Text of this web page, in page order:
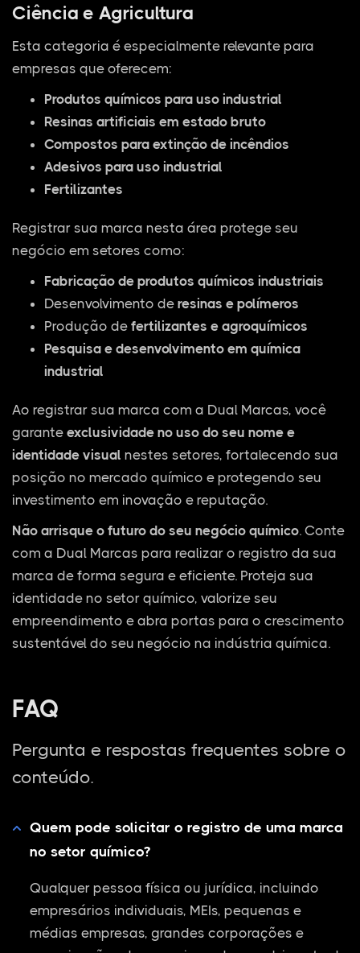
Ciência e Agricultura
Esta categoria é especialmente relevante para
empresas que oferecem:
Produtos químicos para uso industrial
Resinas artificiais em estado bruto
Compostos para extinção de incêndios
Adesivos para uso industrial
Fertilizantes
Registrar sua marca nesta área protege seu
negócio em setores como:
Fabricação de produtos químicos industriais
Desenvolvimento de resinas e polímeros
Produção de fertilizantes e agroquímicos
Pesquisa e desenvolvimento em química
industrial
Ao registrar sua marca com a Dual Marcas, você
garante exclusividade no uso do seu nome e
identidade visual nestes setores, fortalecendo sua
posição no mercado químico e protegendo seu
investimento em inovação e reputação.
Não arrisque o futuro do seu negócio químico. Conte
com a Dual Marcas para realizar o registro da sua
marca de forma segura e eficiente. Proteja sua
identidade no setor químico, valorize seu
empreendimento e abra portas para o crescimento
sustentável do seu negócio na indústria química.
FAQ
Pergunta e respostas frequentes sobre o
conteúdo.
Quem pode solicitar o registro de uma marca
no setor químico?
Qualquer pessoa física ou jurídica, incluindo
empresários individuais, MEIs, pequenas e
médias empresas, grandes corporações e